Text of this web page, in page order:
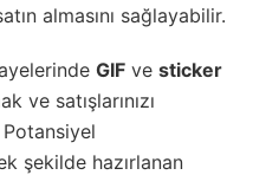
almasını sağlayabilir.
GIF ve sticker
ve satışlarınızı
şekilde hazırlanan